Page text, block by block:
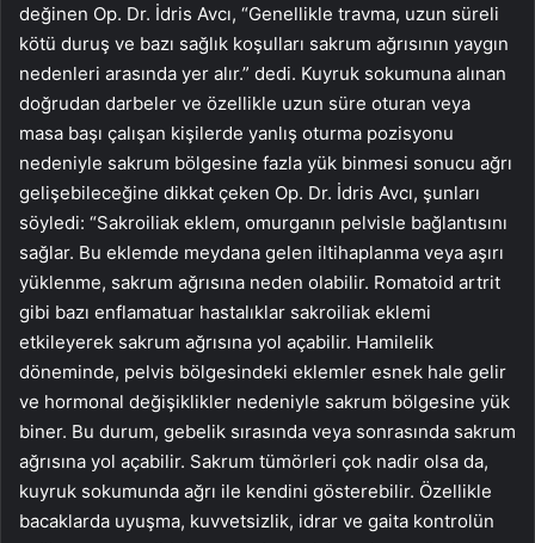
değinen Op. Dr. İdris Avcı, “Genellikle travma, uzun süreli
kötü duruş ve bazı sağlık koşulları sakrum ağrısının yaygın
nedenleri arasında yer alır.” dedi. Kuyruk sokumuna alınan
doğrudan darbeler ve özellikle uzun süre oturan veya
masa başı çalışan kişilerde yanlış oturma pozisyonu
nedeniyle sakrum bölgesine fazla yük binmesi sonucu ağrı
gelişebileceğine dikkat çeken Op. Dr. İdris Avcı, şunları
söyledi: “Sakroiliak eklem, omurganın pelvisle bağlantısını
sağlar. Bu eklemde meydana gelen iltihaplanma veya aşırı
yüklenme, sakrum ağrısına neden olabilir. Romatoid artrit
gibi bazı enflamatuar hastalıklar sakroiliak eklemi
etkileyerek sakrum ağrısına yol açabilir. Hamilelik
döneminde, pelvis bölgesindeki eklemler esnek hale gelir
ve hormonal değişiklikler nedeniyle sakrum bölgesine yük
biner. Bu durum, gebelik sırasında veya sonrasında sakrum
ağrısına yol açabilir. Sakrum tümörleri çok nadir olsa da,
kuyruk sokumunda ağrı ile kendini gösterebilir. Özellikle
bacaklarda uyuşma, kuvvetsizlik, idrar ve gaita kontrolün